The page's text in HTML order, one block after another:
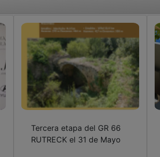
Tercera etapa del GR 66
RUTRECK el 31 de Mayo